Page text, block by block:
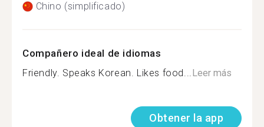
Chino (simplificado)
Compañero ideal de idiomas
Friendly. Speaks Korean. Likes food...Leer más
Obtener la app